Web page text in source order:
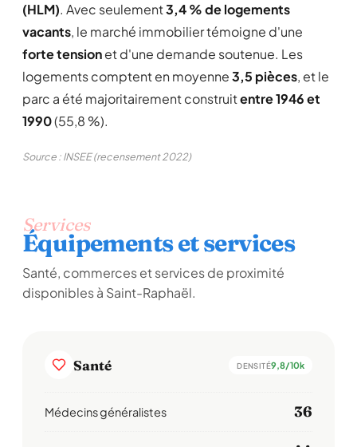
(HLM). Avec seulement3,4 % de logements
vacants, le marché immobilier témoigne d'une
forte tensionet d'une demande soutenue. Les
logements comptent en moyenne3,5 pièces, et le
parc a été majoritairement construitentre 1946 et
1990(55,8 %).
Source : INSEE (recensement 2022)
Services
Équipements et services
Santé, commerces et services de proximité
disponibles à Saint-Raphaël.
Santé DENSITÉ9,8/10k
Médecins généralistes 36